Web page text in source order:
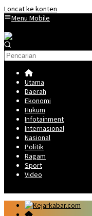
Loncat ke konten
Menu Mobile
Utama
Daerah
Ekonomi
Hukum
Infotainment
Internasional
Nasional
Politik
Ragam
Sport
Video